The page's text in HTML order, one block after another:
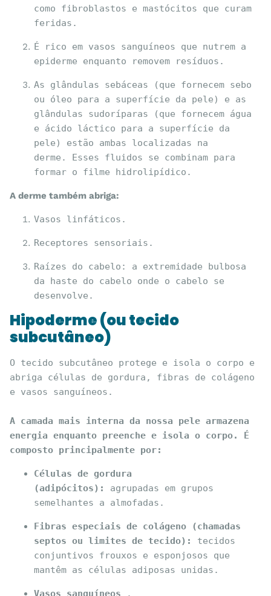
como fibroblastos e mastócitos que curam
feridas.
É rico em vasos sanguíneos que nutrem a
epiderme enquanto removem resíduos.
As glândulas sebáceas (que fornecem sebo
ou óleo para a superfície da pele) e as
glândulas sudoríparas (que fornecem água
e ácido láctico para a superfície da
pele) estão ambas localizadas na
derme. Esses fluidos se combinam para
formar o filme hidrolipídico.
A derme também abriga:
Vasos linfáticos.
Receptores sensoriais.
Raízes do cabelo: a extremidade bulbosa
da haste do cabelo onde o cabelo se
desenvolve.
Hipoderme (ou tecido
subcutâneo)
O tecido subcutâneo protege e isola o corpo e
abriga células de gordura, fibras de colágeno
e vasos sanguíneos.
A camada mais interna da nossa pele armazena
energia enquanto preenche e isola o corpo. É
composto principalmente por:
Células de gordura
(adipócitos):
agrupadas em grupos
semelhantes a almofadas.
Fibras especiais de colágeno (chamadas
septos ou limites de tecido):
tecidos
conjuntivos frouxos e esponjosos que
mantêm as células adiposas unidas.
Vasos sanguíneos .